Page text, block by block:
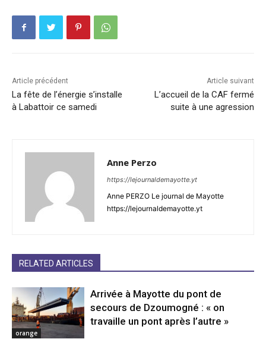
Article précédent
La fête de l’énergie s’installe
à Labattoir ce samedi
Article suivant
L’accueil de la CAF fermé
suite à une agression
Anne Perzo
https://lejournaldemayotte.yt
Anne PERZO Le journal de Mayotte
https://lejournaldemayotte.yt
RELATED ARTICLES
orange
Arrivée à Mayotte du pont de
secours de Dzoumogné : « on
travaille un pont après l’autre »